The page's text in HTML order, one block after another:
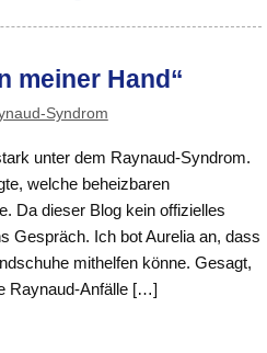
meiner Hand“
Syndrom
unter dem Raynaud-Syndrom.
welche beheizbaren
Da dieser Blog kein offizielles
Gespräch. Ich bot Aurelia an, dass
mithelfen könne. Gesagt,
Raynaud-Anfälle […]